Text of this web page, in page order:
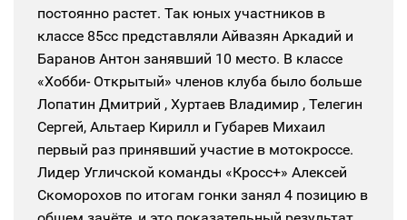
постоянно растет. Так юных участников в
классе 85сс представляли Айвазян Аркадий и
Баранов Антон занявший 10 место. В классе
«Хобби- Открытый» членов клуба было больше
Лопатин Дмитрий , Хуртаев Владимир , Телегин
Сергей, Альтаер Кирилл и Губарев Михаил
первый раз принявший участие в мотокроссе.
Лидер Угличской команды «Кросс+» Алексей
Скоморохов по итогам гонки занял 4 позицию в